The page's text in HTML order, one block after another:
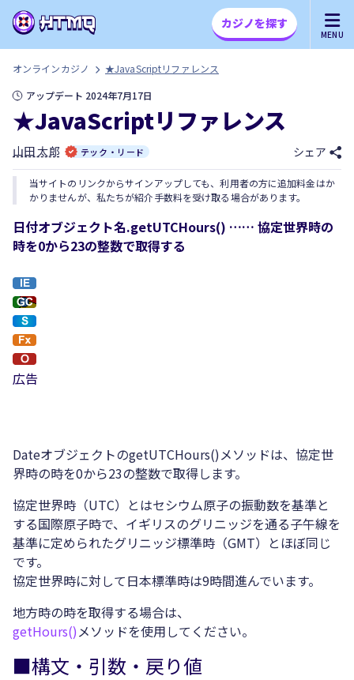
MENU
カジノを探す
オンラインカジノ
★JavaScriptリファレンス
アップデート 2024年7月17日
★JavaScriptリファレンス
山田 太郎 テック・リード シェア
当サイトのリンクからサインアップしても、利用者の方に追加料金はか
かりませんが、私たちが紹介手数料を受け取る場合があります。
日付オブジェクト名.getUTCHours() …… 協定世界時の
時を0から23の整数で取得する
広告
DateオブジェクトのgetUTCHours()メソッドは、協定世
界時の時を0から23の整数で取得します。
協定世界時（UTC）とはセシウム原子の振動数を基準と
する国際原子時で、イギリスのグリニッジを通る子午線を
基準に定められたグリニッジ標準時（GMT）とほぼ同じ
です。
協定世界時に対して日本標準時は9時間進んでいます。
地方時の時を取得する場合は、
getHours()メソッドを使用してください。
■構文・引数・戻り値